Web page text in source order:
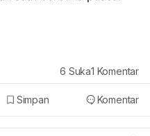
Simpan Komentar
6 Suka1 Komentar